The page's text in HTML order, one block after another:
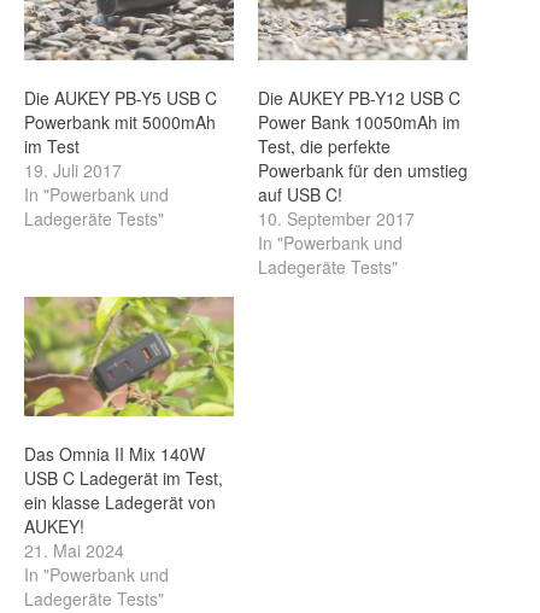
Die AUKEY PB-Y5 USB C
Powerbank mit 5000mAh
im Test
19. Juli 2017
In "Powerbank und
Ladegeräte Tests"
Die AUKEY PB-Y12 USB C
Power Bank 10050mAh im
Test, die perfekte
Powerbank für den umstieg
auf USB C!
10. September 2017
In "Powerbank und
Ladegeräte Tests"
Das Omnia II Mix 140W
USB C Ladegerät im Test,
ein klasse Ladegerät von
AUKEY!
21. Mai 2024
In "Powerbank und
Ladegeräte Tests"